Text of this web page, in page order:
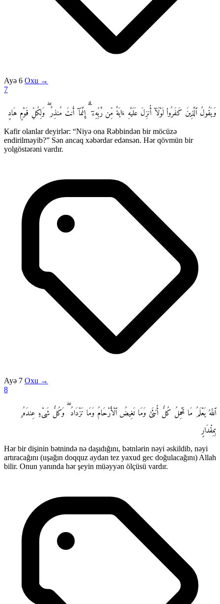
Ayə 6 Oxu →
7
وَيَقُولُ ٱلَّذِينَ كَفَرُوا۟ لَوْلَآ أُنزِلَ عَلَيْهِ ءَايَةٌ مِّن رَّبِّهِۦٓ ۗ إِنَّمَآ أَنتَ مُنذِرٌ ۖ وَلِكُلِّ قَوْمٍ هَادٍ
Kafir olanlar deyirlər: “Niyə ona Rəbbindən bir möcüzə
endirilməyib?” Sən ancaq xəbərdar edənsən. Hər qövmün bir
yolgöstərəni vardır.
Ayə 7 Oxu →
8
ٱللَّهُ يَعْلَمُ مَا تَحْمِلُ كُلُّ أُنثَىٰ وَمَا تَغِيضُ ٱلْأَرْحَامُ وَمَا تَزْدَادُ ۖ وَكُلُّ شَىْءٍ عِندَهُۥ
بِمِقْدَارٍ
Hər bir dişinin bətnində nə daşıdığını, bətnlərin nəyi əskildib, nəyi
artıracağını (uşağın doqquz aydan tez yaxud gec doğulacağını) Allah
bilir. Onun yanında hər şeyin müəyyən ölçüsü vardır.